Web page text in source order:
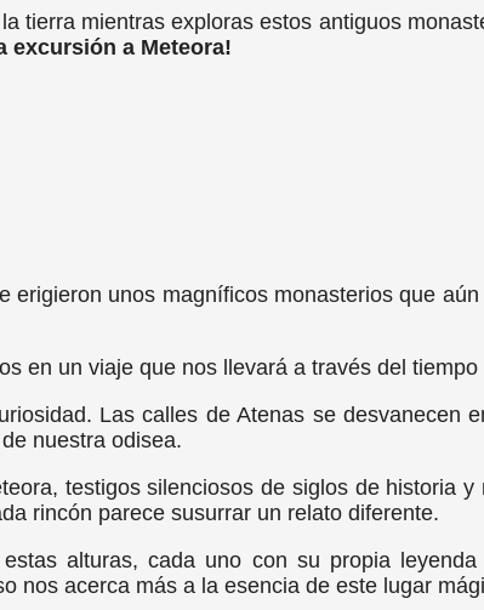
tierra mientras exploras estos antiguos
excursión a Meteora!
erigieron unos magníficos monasterios que aún
en un viaje que nos llevará a través del tiempo
Las calles de Atenas se desvanecen
nuestra odisea.
testigos silenciosos de siglos de historia y
rincón parece susurrar un relato diferente.
alturas, cada uno con su propia
nos acerca más a la esencia de este lugar